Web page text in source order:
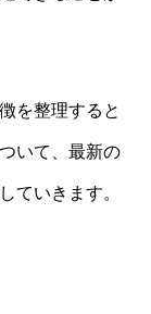
を整理すると
いて、最新の
ていきます。